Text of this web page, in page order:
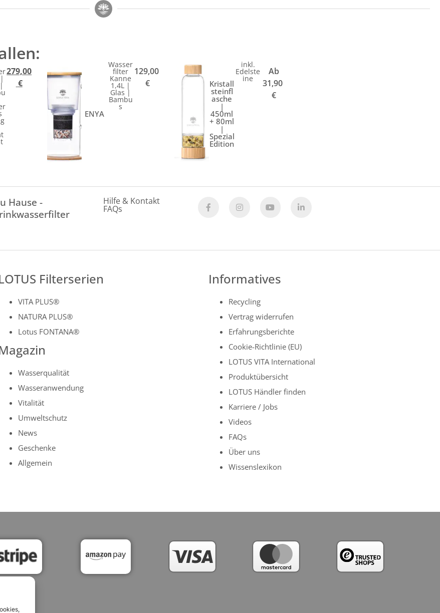
279,00
€
ENYA
Wasser
filter
Kanne
1,4L |
Glas |
Bambu
s
129,00
€
Kristall
steinfl
asche
|
450ml
+ 80ml
|
Spezial
Edition
inkl.
Edelste
ine
Ab
31,90
€
Hause -
Hilfe & Kontakt
FAQs
Filterserien
VITA PLUS®
NATURA PLUS®
Lotus FONTANA®
Wasserqualität
Wasseranwendung
Vitalität
Umweltschutz
News
Geschenke
Allgemein
Informatives
Recycling
Vertrag widerrufen
Erfahrungsberichte
Cookie-Richtlinie (EU)
LOTUS VITA International
Produktübersicht
LOTUS Händler finden
Karriere / Jobs
Videos
FAQs
Über uns
Wissenslexikon